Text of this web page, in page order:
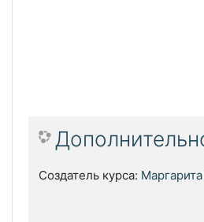
Создатель курса: